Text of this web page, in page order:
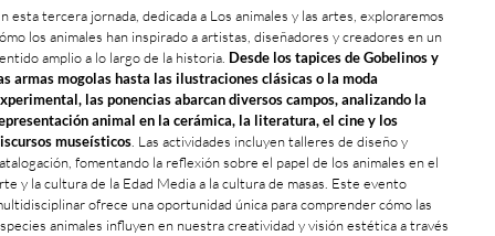
esta tercera jornada, dedicada a Los animales y las artes, exploraremos
los animales han inspirado a artistas, diseñadores y creadores en un
amplio a lo largo de la historia. Desde los tapices de Gobelinos y
armas mogolas hasta las ilustraciones clásicas o la moda
las ponencias abarcan diversos campos, analizando la
animal en la cerámica, la literatura, el cine y los
museísticos . Las actividades incluyen talleres de diseño y
fomentando la reflexión sobre el papel de los animales en el
y la cultura de la Edad Media a la cultura de masas. Este evento
ofrece una oportunidad única para comprender cómo las
animales influyen en nuestra creatividad y visión estética a través